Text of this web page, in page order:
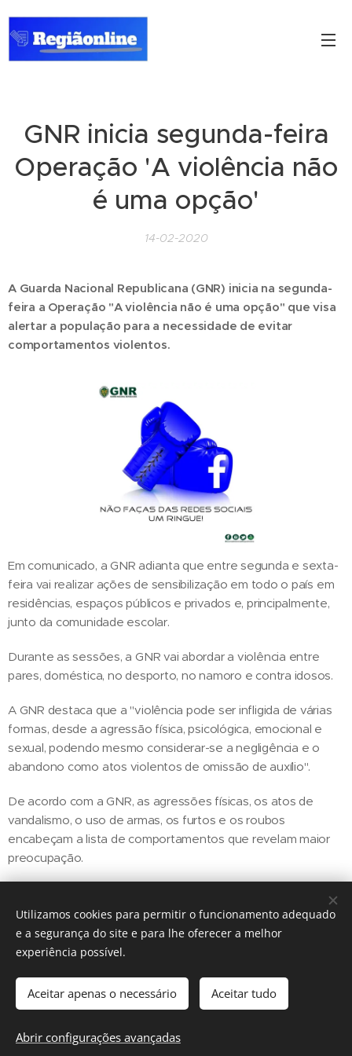
GNR inicia segunda-feira
Operação 'A violência não
é uma opção'
14-02-2020
A Guarda Nacional Republicana (GNR) inicia na segunda-
feira a Operação "A violência não é uma opção" que visa
alertar a população para a necessidade de evitar
comportamentos violentos.
Em comunicado, a GNR adianta que entre segunda e sexta-
feira vai realizar ações de sensibilização em todo o país em
residências, espaços públicos e privados e, principalmente,
junto da comunidade escolar.
Durante as sessões, a GNR vai abordar a violência entre
pares, doméstica, no desporto, no namoro e contra idosos.
A GNR destaca que a "violência pode ser infligida de várias
formas, desde a agressão física, psicológica, emocional e
sexual, podendo mesmo considerar-se a negligência e o
abandono como atos violentos de omissão de auxílio".
De acordo com a GNR, as agressões físicas, os atos de
vandalismo, o uso de armas, os furtos e os roubos
encabeçam a lista de comportamentos que revelam maior
preocupação.
Share
Cookies
Utilizamos cookies para permitir o funcionamento adequado
e a segurança do site e para lhe oferecer a melhor
experiência possível.
Aceitar apenas o necessário Aceitar tudo
Abrir configurações avançadas